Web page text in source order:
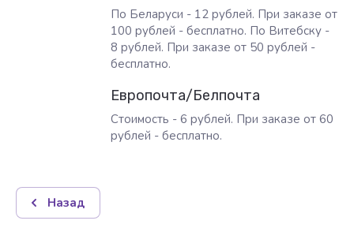
По Беларуси - 12 рублей. При заказе от
100 рублей - бесплатно. По Витебску -
8 рублей. При заказе от 50 рублей -
бесплатно.
Европочта/Белпочта
Стоимость - 6 рублей. При заказе от 60
рублей - бесплатно.
Назад